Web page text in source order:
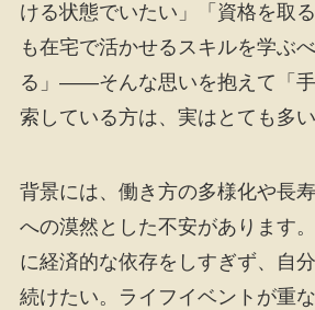
ける状態でいたい」「資格を取
も在宅で活かせるスキルを学ぶ
る」――そんな思いを抱えて「
索している方は、実はとても多い
背景には、働き方の多様化や長
への漠然とした不安があります
に経済的な依存をしすぎず、自
続けたい。ライフイベントが重